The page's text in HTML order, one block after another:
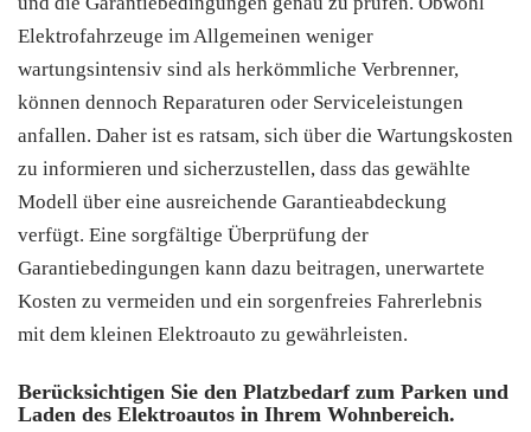
Elektrofahrzeuge im Allgemeinen weniger
wartungsintensiv sind als herkömmliche Verbrenner,
können dennoch Reparaturen oder Serviceleistungen
anfallen. Daher ist es ratsam, sich über die Wartungskosten
zu informieren und sicherzustellen, dass das gewählte
Modell über eine ausreichende Garantieabdeckung
verfügt. Eine sorgfältige Überprüfung der
Garantiebedingungen kann dazu beitragen, unerwartete
Kosten zu vermeiden und ein sorgenfreies Fahrerlebnis
mit dem kleinen Elektroauto zu gewährleisten.
Berücksichtigen Sie den Platzbedarf zum Parken und
Laden des Elektroautos in Ihrem Wohnbereich.